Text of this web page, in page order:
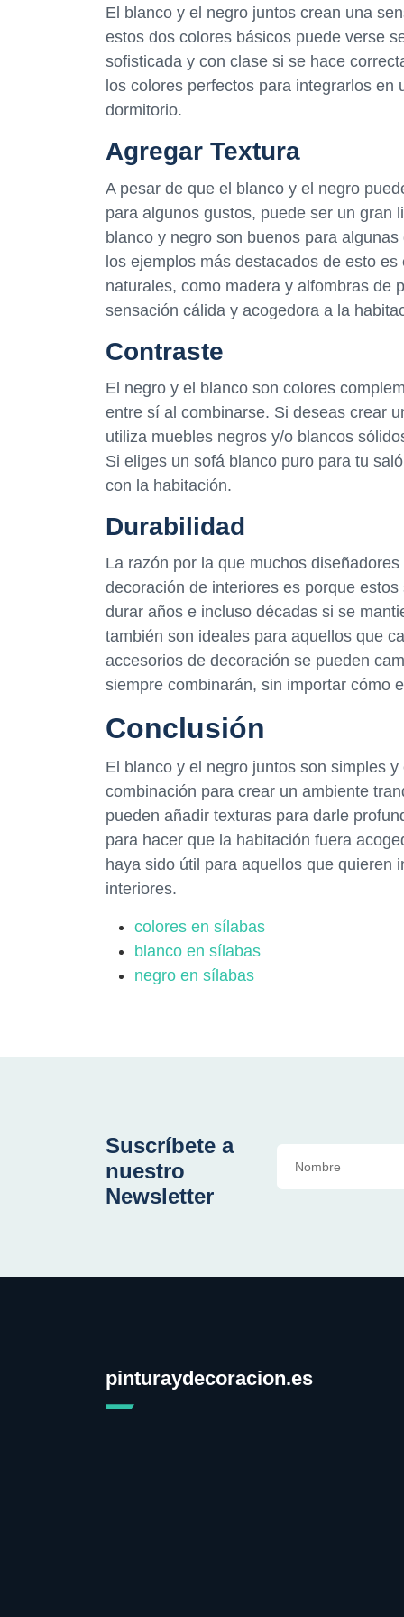
El blanco y el negro juntos crean una
estos dos colores básicos puede verse
sofisticada y con clase si se hace
los colores perfectos para integrarlos
dormitorio.
Agregar Textura
A pesar de que el blanco y el negro
para algunos gustos, puede ser un gran
blanco y negro son buenos para
los ejemplos más destacados de esto
naturales, como madera y alfombras de
sensación cálida y acogedora a la
Contraste
El negro y el blanco son colores
entre sí al combinarse. Si deseas crear
utiliza muebles negros y/o blancos
Si eliges un sofá blanco puro para tu
con la habitación.
Durabilidad
La razón por la que muchos
decoración de interiores es porque
durar años e incluso décadas si se
también son ideales para aquellos que
accesorios de decoración se pueden
siempre combinarán, sin importar cómo
Conclusión
El blanco y el negro juntos son simples
combinación para crear un ambiente
pueden añadir texturas para darle
para hacer que la habitación fuera
haya sido útil para aquellos que quieren
interiores.
colores en sílabas
blanco en sílabas
negro en sílabas
Suscríbete a
nuestro
Newsletter
pinturaydecoracion.es